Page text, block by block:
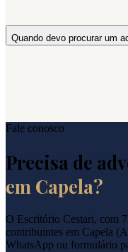
Quando devo procurar um
Fale conosco
Precisa de
em Capela?
O Escritório Cestari, com
contribuintes em Capela (
WhatsApp ou formulário